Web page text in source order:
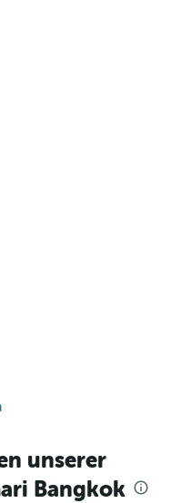
unserer
Bangkok